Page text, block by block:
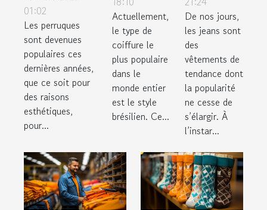
à mettre
sous une
perruque ?
01:02
Les perruques
sont devenues
populaires ces
dernières années,
que ce soit pour
des raisons
esthétiques,
pour...
le lissage
brésilien
Actuellement,
le type de
coiffure le
plus populaire
dans le
monde entier
est le style
brésilien. Ce...
femme
auprès
d’un
grossiste
en
ligne ?
De nos jours,
les jeans sont
des
vêtements de
tendance dont
la popularité
ne cesse de
s’élargir. À
l’instar...